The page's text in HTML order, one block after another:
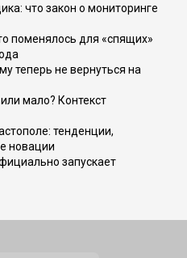
что закон о мониторинге
поменялось для «спящих»
теперь не вернуться на
мало? Контекст
тенденции,
новации
запускает